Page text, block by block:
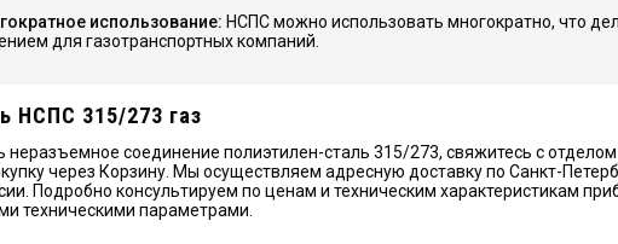
использование: НСПС можно использовать многократно, что
для газотранспортных компаний.
НСПС 315/273 газ
неразъемное соединение полиэтилен-сталь 315/273, свяжитесь с
через Корзину. Мы осуществляем адресную доставку по Санкт-
Подробно консультируем по ценам и техническим характеристикам
техническими параметрами.